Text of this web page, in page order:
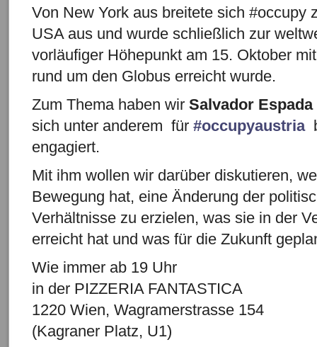
Von New York aus breitete sich #occupy
USA aus und wurde schließlich zur
vorläufiger Höhepunkt am 15. Oktober
rund um den Globus erreicht wurde.
Zum Thema haben wir Salvador
sich unter anderem für #occupyaustria
engagiert.
Mit ihm wollen wir darüber diskutieren,
Bewegung hat, eine Änderung der
Verhältnisse zu erzielen, was sie in der
erreicht hat und was für die Zukunft
Wie immer ab 19 Uhr
in der PIZZERIA FANTASTICA
1220 Wien, Wagramerstrasse 154
(Kagraner Platz, U1)